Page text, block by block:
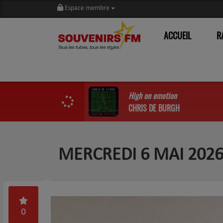
Espace membre
ACCUEIL
High on emotion
CHRIS DE BURGH
MERCREDI 6 MAI
0